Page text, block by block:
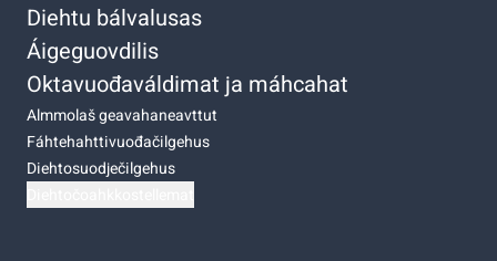
Diehtu bálvalusas
Áigeguovdilis
Oktavuođaváldimat ja máhcahat
Almmolaš geavahaneavttut
Fáhtehahttivuođačilgehus
Diehtosuodječilgehus